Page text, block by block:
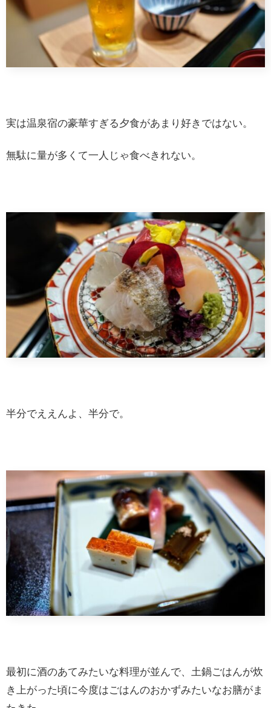
実は温泉宿の豪華すぎる夕食があまり好きではない。
無駄に量が多くて一人じゃ食べきれない。
半分でええんよ、半分で。
最初に酒のあてみたいな料理が並んで、土鍋ごはんが炊
き上がった頃に今度はごはんのおかずみたいなお膳がま